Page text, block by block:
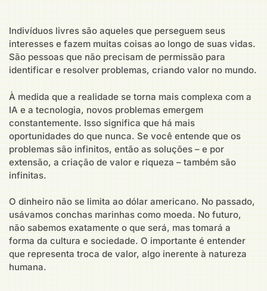
Indivíduos livres são aqueles que perseguem seus
interesses e fazem muitas coisas ao longo de suas vidas.
São pessoas que não precisam de permissão para
identificar e resolver problemas, criando valor no mundo.
À medida que a realidade se torna mais complexa com a
IA e a tecnologia, novos problemas emergem
constantemente. Isso significa que há mais
oportunidades do que nunca. Se você entende que os
problemas são infinitos, então as soluções – e por
extensão, a criação de valor e riqueza – também são
infinitas.
O dinheiro não se limita ao dólar americano. No passado,
usávamos conchas marinhas como moeda. No futuro,
não sabemos exatamente o que será, mas tomará a
forma da cultura e sociedade. O importante é entender
que representa troca de valor, algo inerente à natureza
humana.